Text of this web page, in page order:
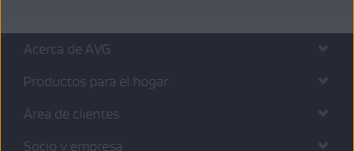
Acerca de AVG
Productos para el hogar
Área de clientes
Socio y empresa